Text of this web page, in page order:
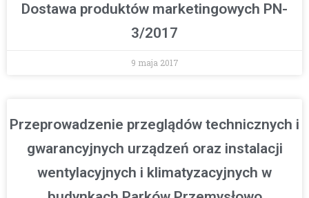
Dostawa produktów marketingowych PN-
3/2017
9 maja 2017
Przeprowadzenie przeglądów technicznych i
gwarancyjnych urządzeń oraz instalacji
wentylacyjnych i klimatyzacyjnych w